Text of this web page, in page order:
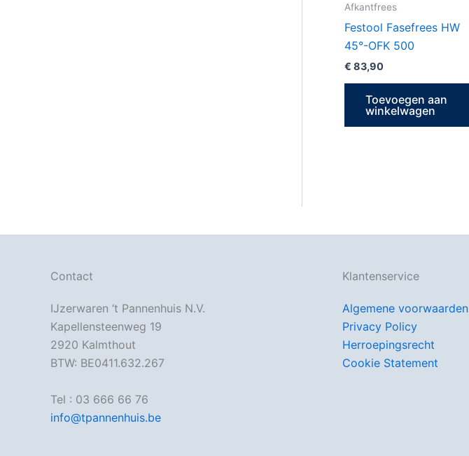
Afkantfrees
Festool Fasefrees HW
45°-OFK 500
€ 83,90
Toevoegen aan
winkelwagen
Contact
IJzerwaren ‘t Pannenhuis N.V.
Kapellensteenweg 19
2920 Kalmthout
BTW: BE0411.632.267
Tel : 03 666 66 76
info@tpannenhuis.be
Klantenservice
Algemene voorwaarden
Privacy Policy
Herroepingsrecht
Cookie Statement